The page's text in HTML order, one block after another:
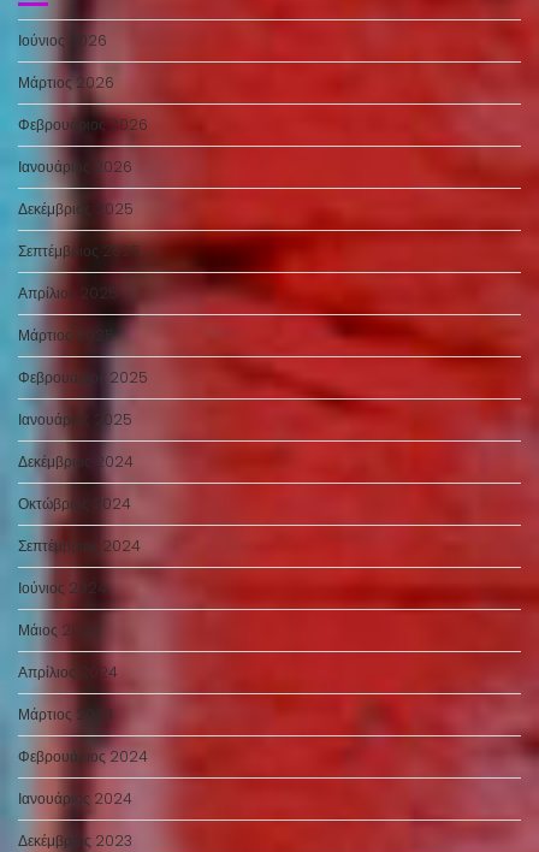
Ιούνιος 2026
Μάρτιος 2026
Φεβρουάριος 2026
Ιανουάριος 2026
Δεκέμβριος 2025
Σεπτέμβριος 2025
Απρίλιος 2025
Μάρτιος 2025
Φεβρουάριος 2025
Ιανουάριος 2025
Δεκέμβριος 2024
Οκτώβριος 2024
Σεπτέμβριος 2024
Ιούνιος 2024
Μάιος 2024
Απρίλιος 2024
Μάρτιος 2024
Φεβρουάριος 2024
Ιανουάριος 2024
Δεκέμβριος 2023